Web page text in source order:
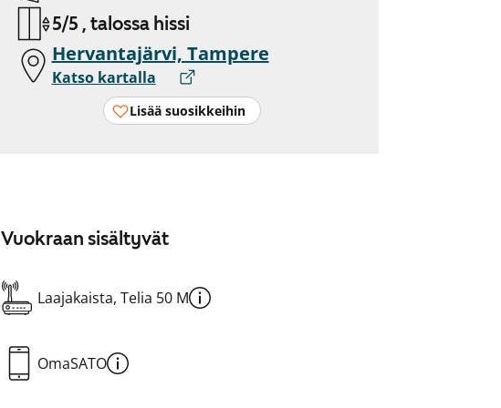
5/5 , talossa hissi
Hervantajärvi, Tampere
Katso kartalla
Lisää suosikkeihin
Vuokraan sisältyvät
Laajakaista, Telia 50 M
OmaSATO